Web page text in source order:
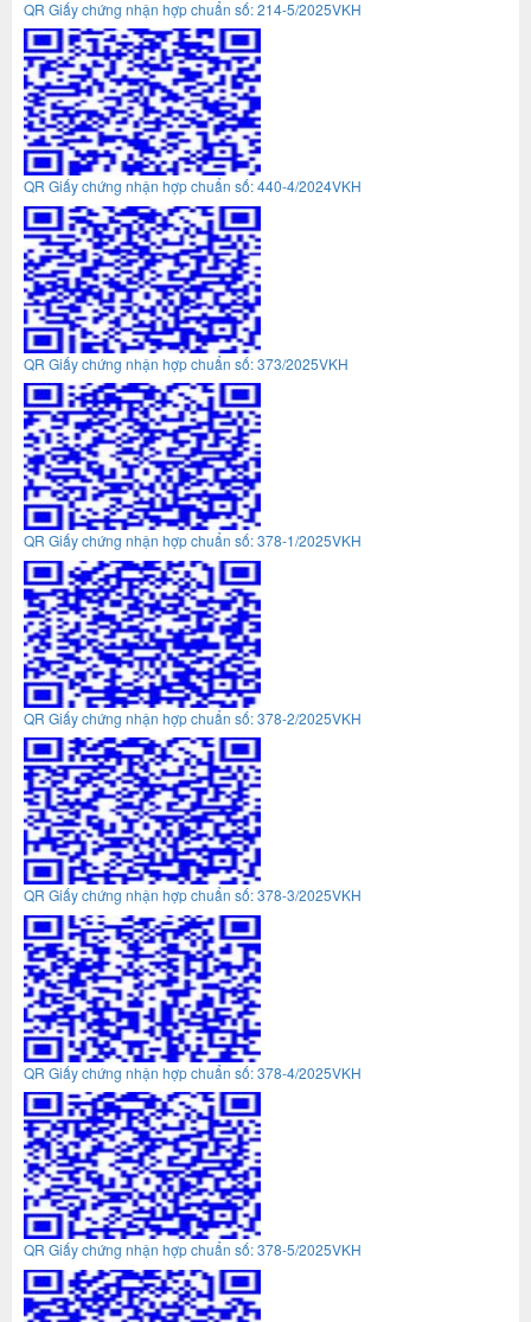
QR Giấy chứng nhận hợp chuẩn số: 214-5/2025VKH
QR Giấy chứng nhận hợp chuẩn số: 440-4/2024VKH
QR Giấy chứng nhận hợp chuẩn số: 373/2025VKH
QR Giấy chứng nhận hợp chuẩn số: 378-1/2025VKH
QR Giấy chứng nhận hợp chuẩn số: 378-2/2025VKH
QR Giấy chứng nhận hợp chuẩn số: 378-3/2025VKH
QR Giấy chứng nhận hợp chuẩn số: 378-4/2025VKH
QR Giấy chứng nhận hợp chuẩn số: 378-5/2025VKH